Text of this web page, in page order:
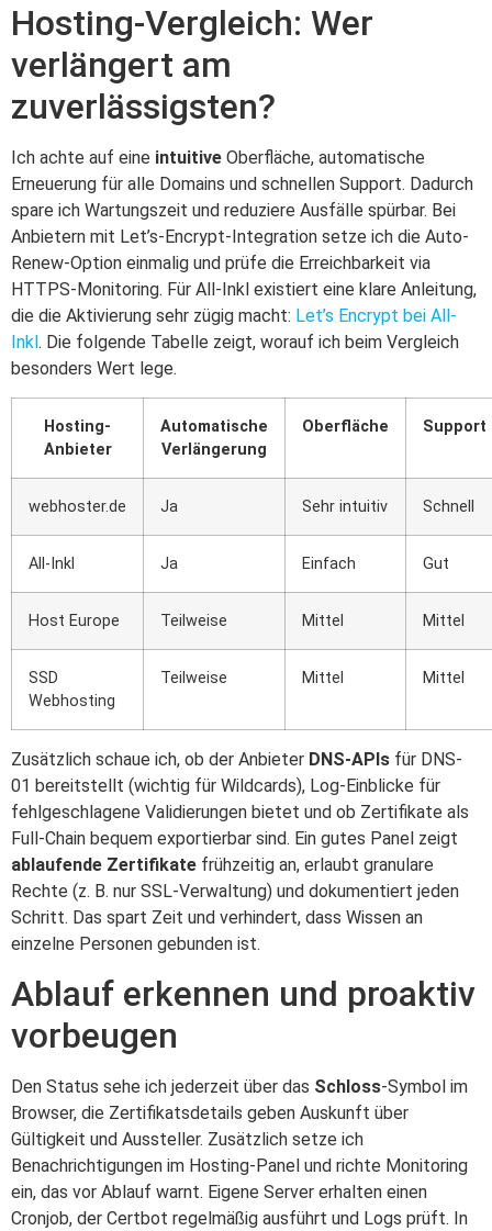
Hosting-Vergleich: Wer
verlängert am
zuverlässigsten?
Ich achte auf eine intuitive Oberfläche, automatische
Erneuerung für alle Domains und schnellen Support. Dadurch
spare ich Wartungszeit und reduziere Ausfälle spürbar. Bei
Anbietern mit Let’s-Encrypt-Integration setze ich die Auto-
Renew-Option einmalig und prüfe die Erreichbarkeit via
HTTPS-Monitoring. Für All-Inkl existiert eine klare Anleitung,
die die Aktivierung sehr zügig macht: Let’s Encrypt bei All-
Inkl. Die folgende Tabelle zeigt, worauf ich beim Vergleich
besonders Wert lege.
Hosting-
Anbieter
Automatische
Verlängerung
Oberfläche Support
webhoster.de Ja Sehr intuitiv Schnell
All-Inkl Ja Einfach Gut
Host Europe Teilweise Mittel Mittel
SSD
Webhosting
Teilweise Mittel Mittel
Zusätzlich schaue ich, ob der Anbieter DNS-APIs für DNS-
01 bereitstellt (wichtig für Wildcards), Log-Einblicke für
fehlgeschlagene Validierungen bietet und ob Zertifikate als
Full-Chain bequem exportierbar sind. Ein gutes Panel zeigt
ablaufende Zertifikate frühzeitig an, erlaubt granulare
Rechte (z. B. nur SSL-Verwaltung) und dokumentiert jeden
Schritt. Das spart Zeit und verhindert, dass Wissen an
einzelne Personen gebunden ist.
Ablauf erkennen und proaktiv
vorbeugen
Den Status sehe ich jederzeit über das Schloss-Symbol im
Browser, die Zertifikatsdetails geben Auskunft über
Gültigkeit und Aussteller. Zusätzlich setze ich
Benachrichtigungen im Hosting-Panel und richte Monitoring
ein, das vor Ablauf warnt. Eigene Server erhalten einen
Cronjob, der Certbot regelmäßig ausführt und Logs prüft. In